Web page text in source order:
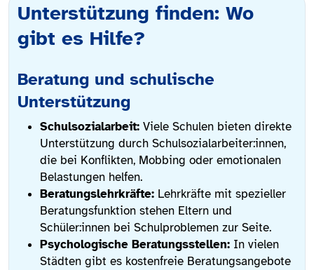
Unterstützung finden: Wo
gibt es Hilfe?
Beratung und schulische
Unterstützung
Schulsozialarbeit: Viele Schulen bieten direkte
Unterstützung durch Schulsozialarbeiter:innen,
die bei Konflikten, Mobbing oder emotionalen
Belastungen helfen.
Beratungslehrkräfte: Lehrkräfte mit spezieller
Beratungsfunktion stehen Eltern und
Schüler:innen bei Schulproblemen zur Seite.
Psychologische Beratungsstellen: In vielen
Städten gibt es kostenfreie Beratungsangebote